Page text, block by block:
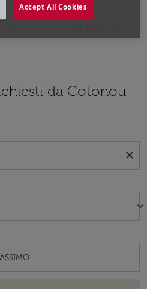
da Cotonou
close
keyboard_arrow_down
Accept All Cookies